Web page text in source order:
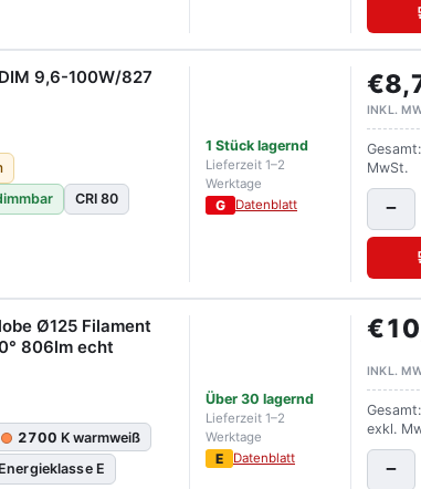
9,6-100W/827
CRI 80
1 Stück lagernd
Lieferzeit 1–2
Werktage
G Datenblatt
INKL.
Gesamt:
MwSt.
−
Ø125 Filament
806lm echt
2700 K warmweiß
Energieklasse E
Über 30 lagernd
Lieferzeit 1–2
Werktage
E Datenblatt
INKL.
Gesamt:
exkl.
−